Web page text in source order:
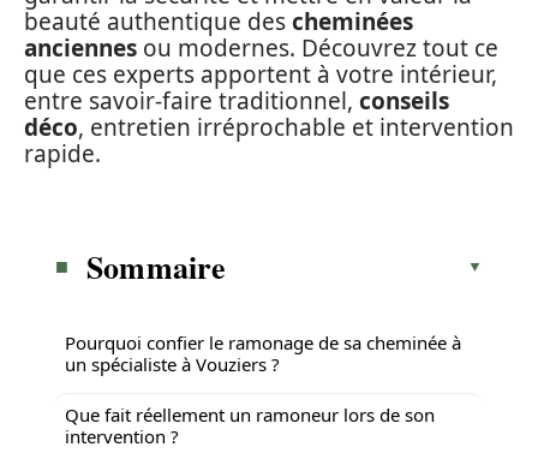
beauté authentique descheminées
anciennes ou modernes. Découvrez tout ce
que ces experts apportent à votre intérieur,
entre savoir-faire traditionnel, conseils
déco, entretien irréprochable et intervention
rapide.
Sommaire
Pourquoi confier le ramonage de sa cheminée à
un spécialiste à Vouziers ?
Que fait réellement un ramoneur lors de son
intervention ?